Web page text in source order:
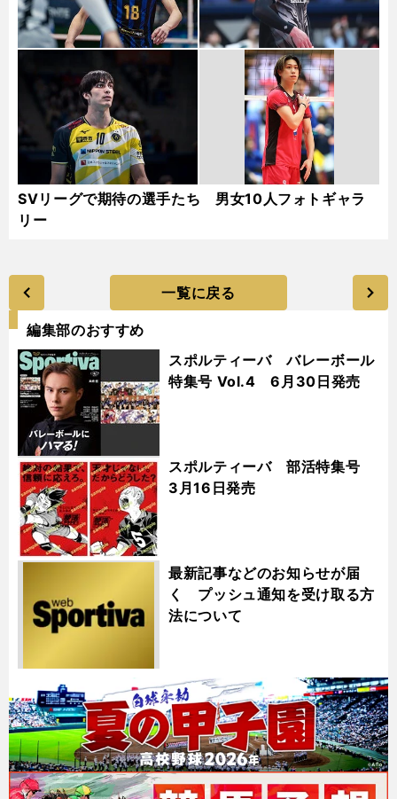
SVリーグで期待の選手たち 男女10人フォトギャラ
リー
一覧に戻る
編集部のおすすめ
スポルティーバ バレーボール
特集号 Vol.4 6月30日発売
スポルティーバ 部活特集号
3月16日発売
最新記事などのお知らせが届
く プッシュ通知を受け取る方
法について